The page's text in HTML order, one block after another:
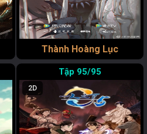
Thành Hoàng Lục
95/95
2D